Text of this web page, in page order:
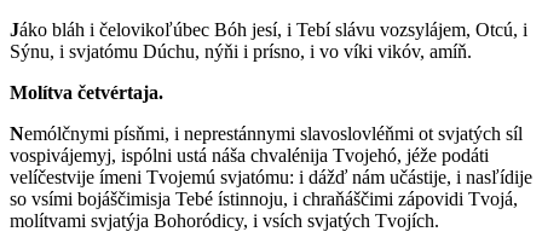
Jáko bláh i čelovikoľúbec Bóh jesí, i Tebí slávu vozsylájem, Otcú, i
Sýnu, i svjatómu Dúchu, nýňi i prísno, i vo víki vikóv, amíň.
Molítva četvértaja.
Nemólčnymi písňmi, i neprestánnymi slavoslovléňmi ot svjatých síl
vospivájemyj, ispólni ustá náša chvalénija Tvojehó, jéže podáti
velíčestvije ímeni Tvojemú svjatómu: i dážď nám učástije, i nasľídije
so vsími bojáščimisja Tebé ístinnoju, i chraňáščimi zápovidi Tvojá,
molítvami svjatýja Bohoródicy, i vsích svjatých Tvojích.